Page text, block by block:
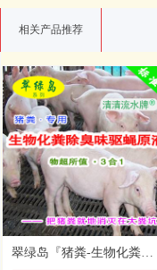
相关产品推荐
翠绿岛『猪粪-生物化粪除臭味驱蝇原液』★3合1粪便分降解产品!